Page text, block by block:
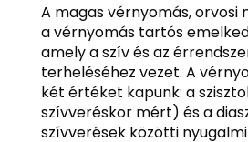
A magas vérnyomás, orvosi
a vérnyomás tartós
amely a szív és az
terheléséhez vezet. A
két értéket kapunk: a
szívveréskor mért) és a
szívverések közötti